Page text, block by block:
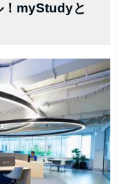
myStudyと